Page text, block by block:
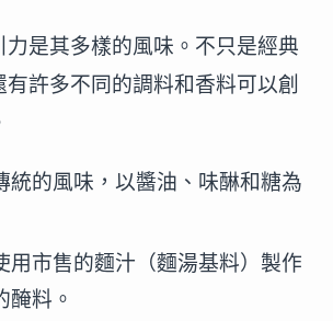
力是其多樣的風味。不只是經典
許多不同的調料和香料可以創
統的風味，以醬油、味醂和糖為
用市售的麵汁（麵湯基料）製作
醃料。